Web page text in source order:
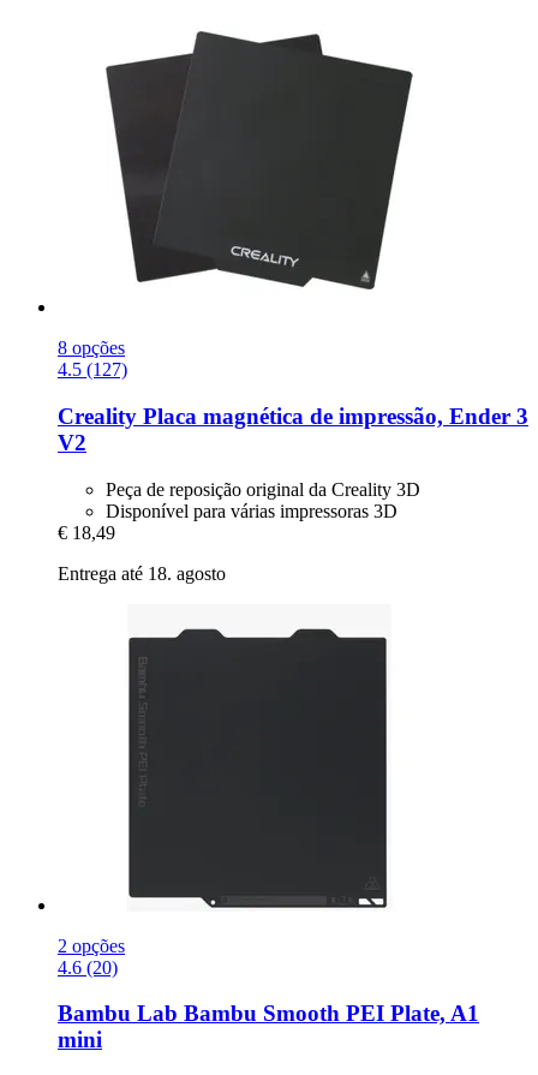
8 opções
4.5 (127)
Creality Placa magnética de impressão, Ender 3
V2
Peça de reposição original da Creality 3D
Disponível para várias impressoras 3D
€ 18,49
Entrega até 18. agosto
2 opções
4.6 (20)
Bambu Lab Bambu Smooth PEI Plate, A1
mini